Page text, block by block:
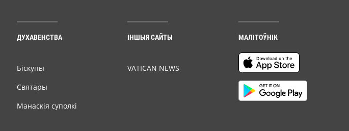
ДУХАВЕНСТВА
Біскупы
Святары
Манаскія суполкі
ІНШЫЯ САЙТЫ
VATICAN NEWS
МАЛІТОЎНІК